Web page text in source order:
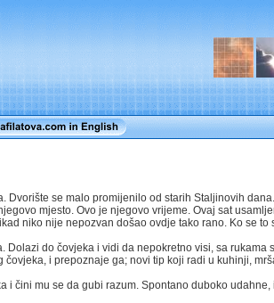
se malo promijenilo od starih Staljinovih
mjesto. Ovo je njegovo vrijeme. Ovaj sat
niko nije nepozvan došao ovdje tako rano. Ko se to
do čovjeka i vidi da nepokretno visi, sa
i prepoznaje ga; novi tip koji radi u kuhinji,
čini mu se da gubi razum. Spontano duboko